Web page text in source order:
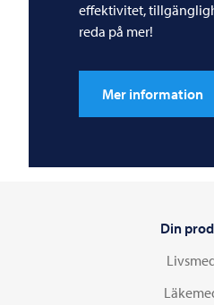
effektivitet,
reda på mer!
Mer information
Din